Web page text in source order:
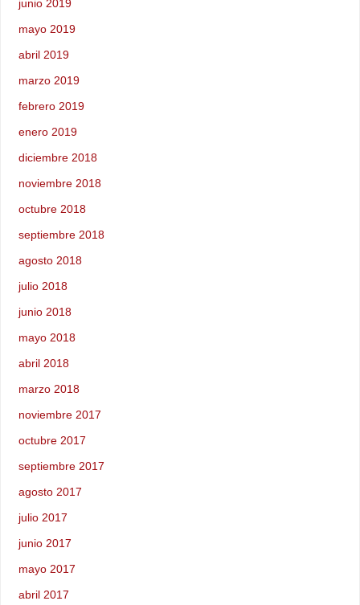
junio 2019
mayo 2019
abril 2019
marzo 2019
febrero 2019
enero 2019
diciembre 2018
noviembre 2018
octubre 2018
septiembre 2018
agosto 2018
julio 2018
junio 2018
mayo 2018
abril 2018
marzo 2018
noviembre 2017
octubre 2017
septiembre 2017
agosto 2017
julio 2017
junio 2017
mayo 2017
abril 2017